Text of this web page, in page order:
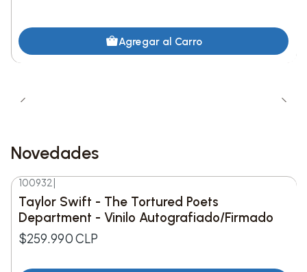
Agregar al Carro
Novedades
Nuevo
100932
Taylor Swift - The Tortured Poets
Department - Vinilo Autografiado/Firmado
$259.990 CLP